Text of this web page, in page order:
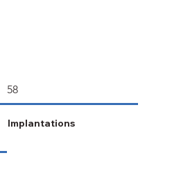
58
Implantations